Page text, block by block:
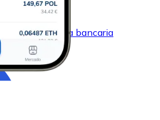
transferencia bancaria